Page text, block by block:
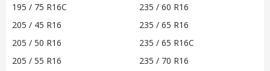
195 / 75 R16C
205 / 45 R16
205 / 50 R16
205 / 55 R16
235 / 60 R16
235 / 65 R16
235 / 65 R16C
235 / 70 R16